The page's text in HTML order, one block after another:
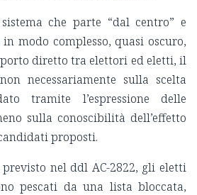
che parte “dal centro” e
modo complesso, quasi oscuro,
diretto tra elettori ed eletti, il
necessariamente sulla scelta
tramite l’espressione delle
sulla conoscibilità dell’effetto
proposti.
previsto nel ddl AC-2822, gli eletti
pescati da una lista bloccata,